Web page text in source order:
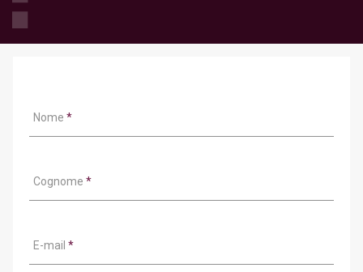
Nome *
Cognome *
E-mail *